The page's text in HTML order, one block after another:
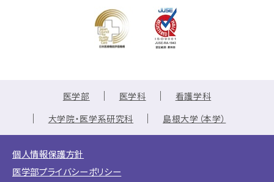
医学部 医学科
看護学科
大学院・医学系研究科
島根大学（本学）
個人情報保護方針
医学部プライバシーポリシー